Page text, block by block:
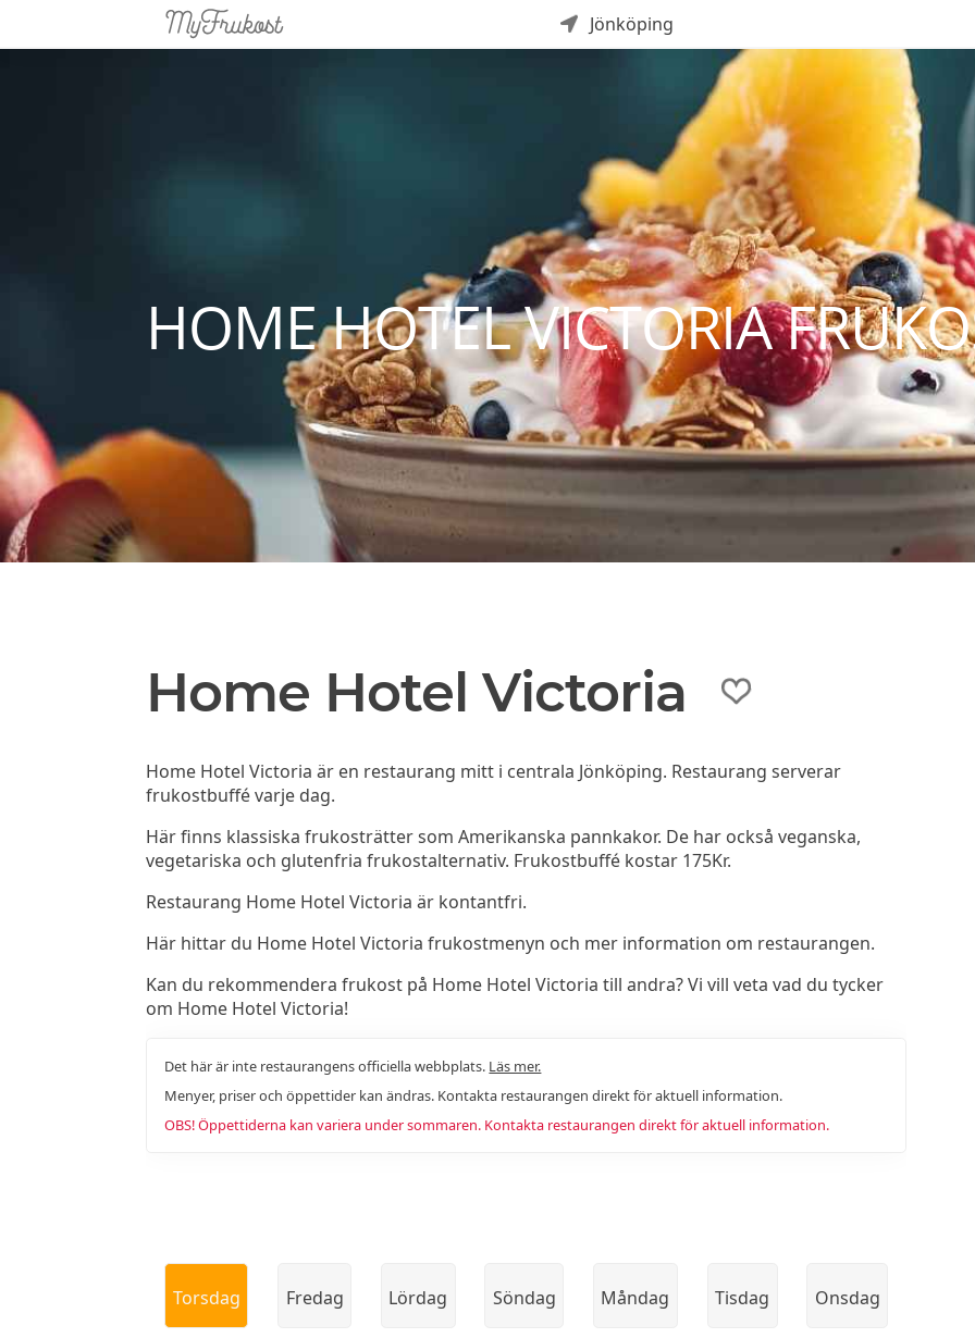
Jönköping
HOME HOTEL VICTORIA
Home Hotel Victoria
Home Hotel Victoria är en restaurang mitt i centrala Jönköping. Restaurang serverar
frukostbuffé varje dag.
Här finns klassiska frukosträtter som Amerikanska pannkakor. De har också veganska,
vegetariska och glutenfria frukostalternativ. Frukostbuffé kostar 175Kr.
Restaurang Home Hotel Victoria är kontantfri.
Här hittar du Home Hotel Victoria frukostmenyn och mer information om restaurangen.
Kan du rekommendera frukost på Home Hotel Victoria till andra? Vi vill veta vad du tycker
om Home Hotel Victoria!
Det här är inte restaurangens officiella webbplats. Läs mer.
Menyer, priser och öppettider kan ändras. Kontakta restaurangen direkt för aktuell information.
OBS! Öppettiderna kan variera under sommaren. Kontakta restaurangen direkt för aktuell information.
Torsdag Fredag Lördag Söndag Måndag Tisdag Onsdag